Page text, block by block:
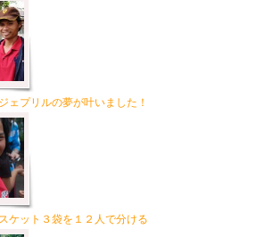
ェプリルの夢が叶いました！
ケット３袋を１２人で分ける